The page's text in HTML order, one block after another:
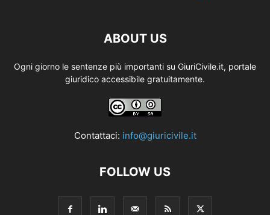
ABOUT US
Ogni giorno le sentenze più importanti su GiuriCivile.it, portale
giuridico accessibile gratuitamente.
Contattaci: info@giuricivile.it
FOLLOW US